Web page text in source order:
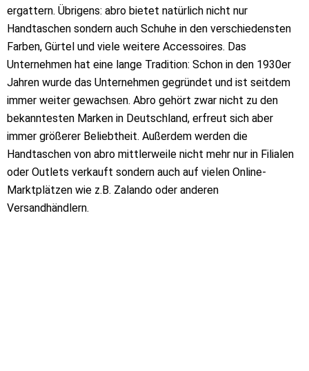
ergattern. Übrigens: abro bietet natürlich nicht nur
Handtaschen sondern auch Schuhe in den verschiedensten
Farben, Gürtel und viele weitere Accessoires. Das
Unternehmen hat eine lange Tradition: Schon in den 1930er
Jahren wurde das Unternehmen gegründet und ist seitdem
immer weiter gewachsen. Abro gehört zwar nicht zu den
bekanntesten Marken in Deutschland, erfreut sich aber
immer größerer Beliebtheit. Außerdem werden die
Handtaschen von abro mittlerweile nicht mehr nur in Filialen
oder Outlets verkauft sondern auch auf vielen Online-
Marktplätzen wie z.B. Zalando oder anderen
Versandhändlern.